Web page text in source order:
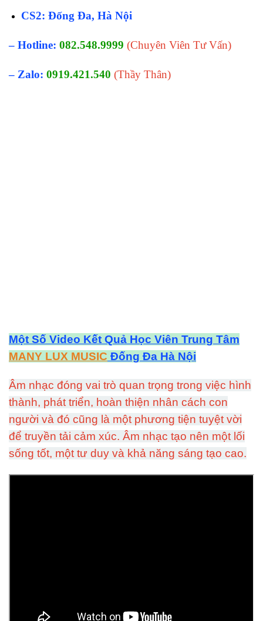
CS2: Đống Đa, Hà Nội
– Hotline: 082.548.9999 (Chuyên Viên Tư Vấn)
– Zalo: 0919.421.540 (Thầy Thân)
Một Số Video Kết Quả Học Viên Trung Tâm
MANY LUX MUSIC Đống Đa Hà Nội
Âm nhạc đóng vai trò quan trọng trong việc hình
thành, phát triển, hoàn thiện nhân cách con
người và đó cũng là một phương tiện tuyệt vời
để truyền tải cảm xúc. Âm nhạc tạo nên một lối
sống tốt, một tư duy và khả năng sáng tạo cao.